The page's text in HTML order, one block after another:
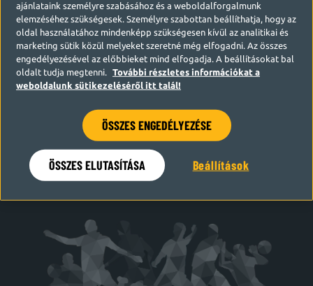
Hamarosan visszatérünk
ajánlataink személyre szabásához és a weboldalforgalmunk
elemzéséhez szükségesek. Személyre szabottan beállíthatja, hogy az
oldal használatához mindenképp szükségesen kívül az analitikai és
marketing sütik közül melyeket szeretné még elfogadni. Az összes
engedélyezésével az előbbieket mind elfogadja. A beállításokat bal
oldalt tudja megtenni.
További részletes információkat a
weboldalunk sütikezeléséről itt talál!
ÖSSZES ENGEDÉLYEZÉSE
ÖSSZES ELUTASÍTÁSA Beállítások